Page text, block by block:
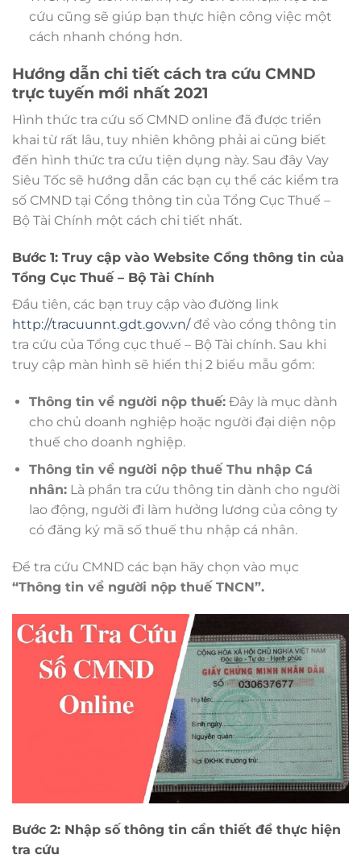
cứu cũng sẽ giúp bạn thực hiện công việc một
cách nhanh chóng hơn.
Hướng dẫn chi tiết cách tra cứu CMND
trực tuyến mới nhất 2021
Hình thức tra cứu số CMND online đã được triển
khai từ rất lâu, tuy nhiên không phải ai cũng biết
đến hình thức tra cứu tiện dụng này. Sau đây Vay
Siêu Tốc sẽ hướng dẫn các bạn cụ thể các kiểm tra
số CMND tại Cổng thông tin của Tổng Cục Thuế –
Bộ Tài Chính một cách chi tiết nhất.
Bước 1: Truy cập vào Website Cổng thông tin của
Tổng Cục Thuế – Bộ Tài Chính
Đầu tiên, các bạn truy cập vào đường link
http://tracuunnt.gdt.gov.vn/để vào cổng thông tin
tra cứu của Tổng cục thuế – Bộ Tài chính. Sau khi
truy cập màn hình sẽ hiển thị 2 biểu mẫu gồm:
Thông tin về người nộp thuế:Đây là mục dành
cho chủ doanh nghiệp hoặc người đại diện nộp
thuế cho doanh nghiệp.
Thông tin về người nộp thuế Thu nhập Cá
nhân:Là phần tra cứu thông tin dành cho người
lao động, người đi làm hưởng lương của công ty
có đăng ký mã số thuế thu nhập cá nhân.
Để tra cứu CMND các bạn hãy chọn vào mục
“Thông tin về người nộp thuế TNCN”.
Bước 2: Nhập số thông tin cần thiết để thực hiện
tra cứu